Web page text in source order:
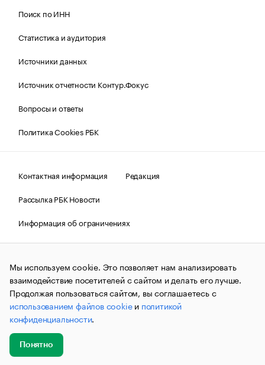
Поиск по ИНН
Статистика и аудитория
Источники данных
Источник отчетности Контур.Фокус
Вопросы и ответы
Политика Cookies РБК
Контактная информация
Редакция
Рассылка РБК Новости
Информация об ограничениях
Правовая информация
О соблюдении авторских прав
© АО «РОСБИЗНЕСКОНСАЛТИНГ»,1995–2026.Сообщения
и материалы информационного агентства «РБК»
(зарегистрировано Федеральной службой по надзору в сфере
связи, информационных технологий и массовых
коммуникаций (Роскомнадзор) 09.12.2015 за номером ИА
№ФС77-63848) сопровождаются пометкой «РБК». Отдельные
публикации могут содержать информацию,
не предназначенную для пользователей
до 18 лет.
Мы используем cookie. Это позволяет нам анализировать
взаимодействие посетителей с сайтом и делать его лучше.
Продолжая пользоваться сайтом, вы соглашаетесь с
использованием файлов cookieи политикой
конфиденциальности.
Понятно